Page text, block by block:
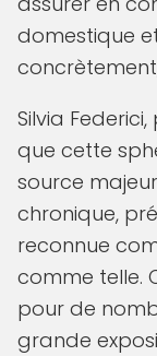
domestique
Silvia
que cette
source
chronique,
reconnue
comme telle.
pour de
grande